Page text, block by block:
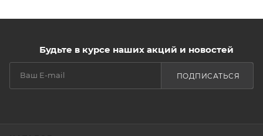
насыщенную минералами Мертвого моря,
экстрактами шалфея и череды, эфирными маслами
апельсина и бергамота, и Вы почувствуете, как
целебная SPA-процедура с солью для ванн улучшает
Будьте в курсе наших акций и новостей
ПОДПИСАТЬСЯ